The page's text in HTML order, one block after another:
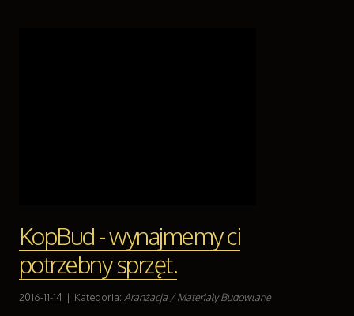
KopBud - wynajmemy ci
potrzebny sprzęt.
2016-11-14 | Kategoria: Aranżacja / Materiały Budowlane